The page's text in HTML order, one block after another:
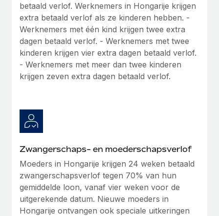
Mobiliteit en overplaatsing
Secundaire arbeidsvoorwaarden
Eenvoudig secundaire arbeidsvoorwaarden
beheren
Naar de blog
BLOG
Productupdates van Remote: Gusto- en Xero-
te helpen bij het aannemen, beheren en...
Meer informatie
Hoe Phiture 55 werknemers in 19 landen
beheert met Remote
Phiture, een toonaangevende leider in de wereldwijde
mobiele groeiadviessector, zet zich sinds 2016...
betaald verlof. Werknemers in Hongarije krijgen
extra betaald verlof als ze kinderen hebben. -
Werknemers met één kind krijgen twee extra
dagen betaald verlof. - Werknemers met twee
kinderen krijgen vier extra dagen betaald verlof.
- Werknemers met meer dan twee kinderen
krijgen zeven extra dagen betaald verlof.
Zwangerschaps- en moederschapsverlof
Moeders in Hongarije krijgen 24 weken betaald
zwangerschapsverlof tegen 70% van hun
gemiddelde loon, vanaf vier weken voor de
uitgerekende datum. Nieuwe moeders in
Hongarije ontvangen ook speciale uitkeringen